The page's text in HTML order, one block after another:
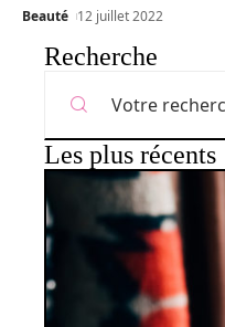
Beauté 12 juillet 2022
Recherche
Les plus récents